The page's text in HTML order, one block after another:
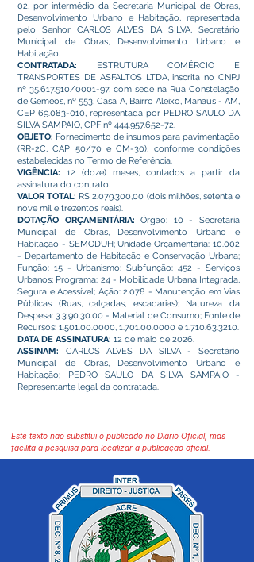
02, por intermédio da Secretaria Municipal de Obras,
Desenvolvimento Urbano e Habitação, representada
pelo Senhor CARLOS ALVES DA SILVA, Secretário
Municipal de Obras, Desenvolvimento Urbano e
Habitação.
CONTRATADA: ESTRUTURA COMÉRCIO E
TRANSPORTES DE ASFALTOS LTDA, inscrita no CNPJ
nº 35.617.510/0001-97, com sede na Rua Constelação
de Gêmeos, nº 553, Casa A, Bairro Aleixo, Manaus - AM,
CEP 69.083-010, representada por PEDRO SAULO DA
SILVA SAMPAIO, CPF nº 444.957.652-72.
OBJETO: Fornecimento de insumos para pavimentação
(RR-2C, CAP 50/70 e CM-30), conforme condições
estabelecidas no Termo de Referência.
VIGÊNCIA: 12 (doze) meses, contados a partir da
assinatura do contrato.
VALOR TOTAL: R$2.079.300,00 (dois milhões, setenta e
nove mil e trezentos reais).
DOTAÇÃO ORÇAMENTÁRIA: Órgão: 10 - Secretaria
Municipal de Obras, Desenvolvimento Urbano e
Habitação - SEMODUH; Unidade Orçamentária: 10.002
- Departamento de Habitação e Conservação Urbana;
Função: 15 - Urbanismo; Subfunção: 452 - Serviços
Urbanos; Programa: 24 - Mobilidade Urbana Integrada,
Segura e Acessível; Ação: 2.078 - Manutenção em Vias
Públicas (Ruas, calçadas, escadarias); Natureza da
Despesa:3.3.90.30.00 - Material de Consumo; Fonte de
Recursos: 1.501.00.0000, 1.701.00.0000 e 1.710.63.3210.
DATA DE ASSINATURA: 12 de maio de 2026.
ASSINAM: CARLOS ALVES DA SILVA - Secretário
Municipal de Obras, Desenvolvimento Urbano e
Habitação; PEDRO SAULO DA SILVA SAMPAIO -
Representante legal da contratada.
Este texto não substitui o publicado no Diário Oficial, mas
facilita a pesquisa para localizar a publicação oficial.